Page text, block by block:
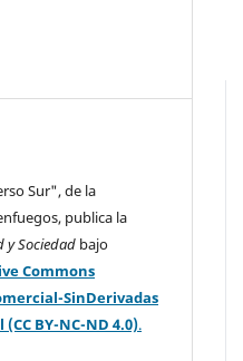
Sur", de la
publica la
y Sociedad bajo
Commons
SinDerivadas
BY-NC-ND 4.0).